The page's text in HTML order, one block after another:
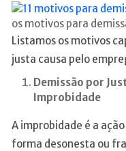
os motivos para
Listamos os motivos
justa causa pelo
Demissão por
Improbidade
A improbidade é a
forma desonesta ou